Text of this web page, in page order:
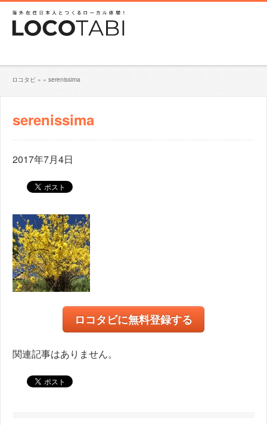
ロコタビ » » serenissima
serenissima
2017年7月4日
ロコタビに無料登録する
関連記事はありません。